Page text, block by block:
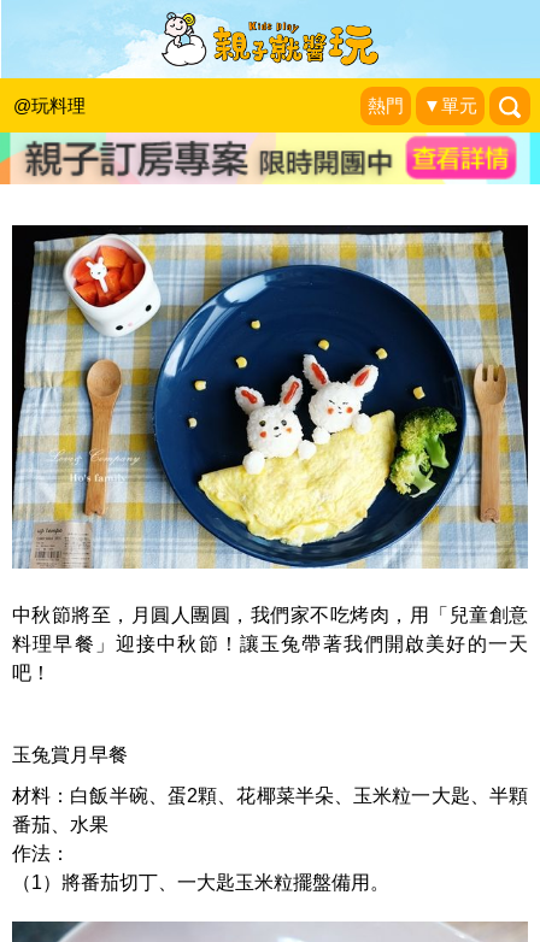
@玩料理 熱門 ▼單元
跟著玉兔賞月去！兒童便當食譜～中秋
節早餐
1＋1＝3 玩學樂生活|2017-10-04
中秋節將至，月圓人團圓，我們家不吃烤肉，用「兒童創意
料理早餐」迎接中秋節！讓玉兔帶著我們開啟美好的一天
吧！
玉兔賞月早餐
材料：白飯半碗、蛋2顆、花椰菜半朵、玉米粒一大匙、半顆
番茄、水果
作法：
（1）將番茄切丁、一大匙玉米粒擺盤備用。